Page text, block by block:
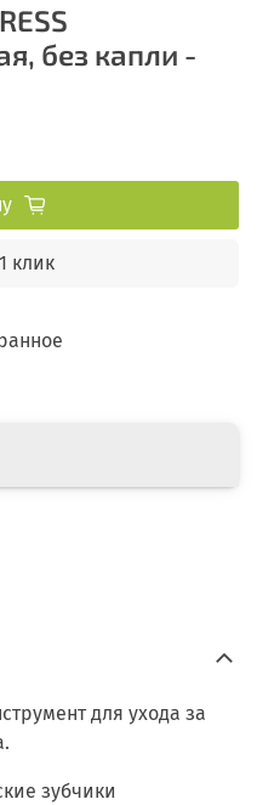
без капли -
клик
для ухода за
зубчики